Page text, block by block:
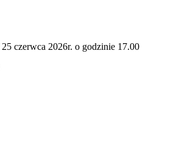
25 czerwca 2026r. o godzinie 17.00